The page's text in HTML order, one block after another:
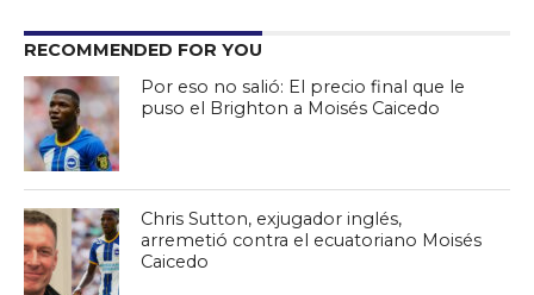
RECOMMENDED FOR YOU
Por eso no salió: El precio final que le
puso el Brighton a Moisés Caicedo
Chris Sutton, exjugador inglés,
arremetió contra el ecuatoriano Moisés
Caicedo